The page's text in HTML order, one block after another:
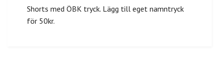
Shorts med ÖBK tryck. Lägg till eget namntryck
för 50kr.